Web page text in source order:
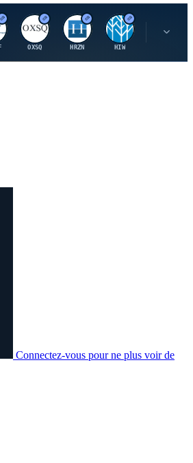
O
OXSQ
H
HRZN
H
HIW
U
Connectez-vous pour ne plus voir de